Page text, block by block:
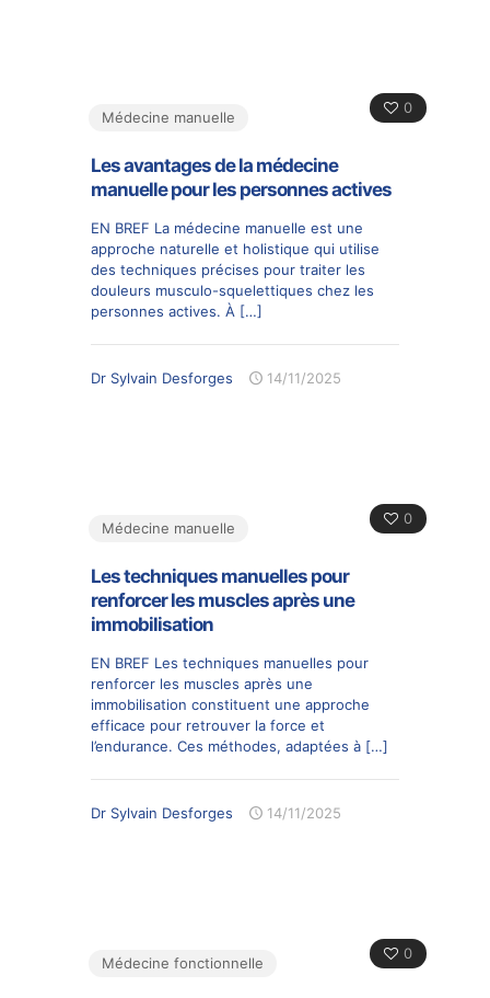
0
Médecine manuelle
Les avantages de la médecine
manuelle pour les personnes actives
EN BREF La médecine manuelle est une
approche naturelle et holistique qui utilise
des techniques précises pour traiter les
douleurs musculo-squelettiques chez les
personnes actives. À […]
Dr Sylvain Desforges 14/11/2025
0
Médecine manuelle
Les techniques manuelles pour
renforcer les muscles après une
immobilisation
EN BREF Les techniques manuelles pour
renforcer les muscles après une
immobilisation constituent une approche
efficace pour retrouver la force et
l’endurance. Ces méthodes, adaptées à […]
Dr Sylvain Desforges 14/11/2025
0
Médecine fonctionnelle